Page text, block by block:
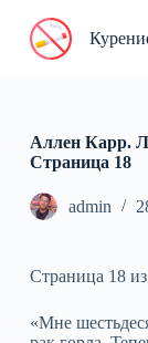
П
к
у
Аллен Карр.
Cтраница 18
admin
Страница 18
«Мне